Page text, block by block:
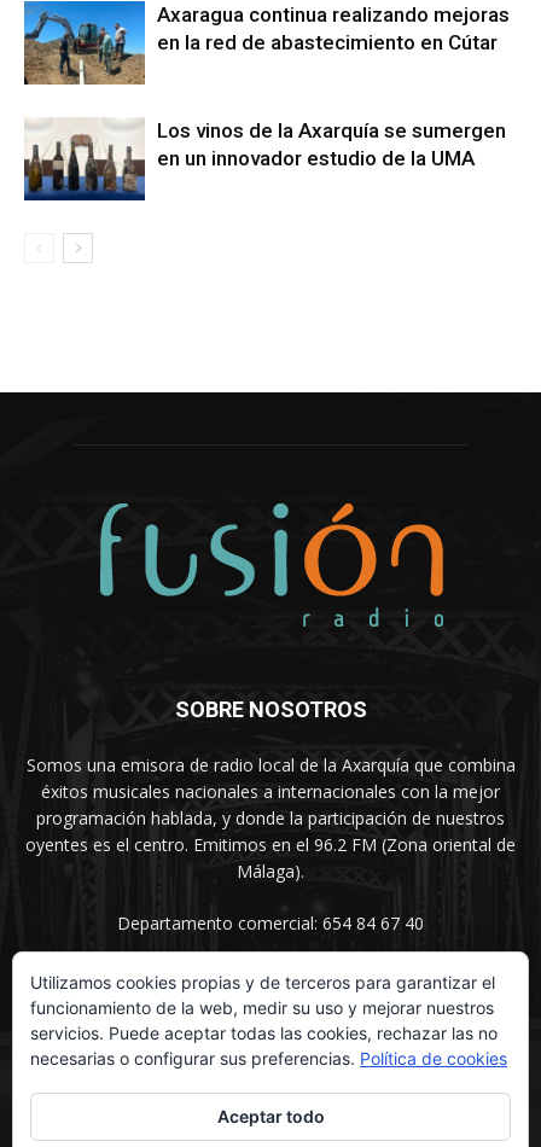
Axaragua continua realizando mejoras
en la red de abastecimiento en Cútar
Los vinos de la Axarquía se sumergen
en un innovador estudio de la UMA
SOBRE NOSOTROS
Somos una emisora de radio local de la Axarquía que combina
éxitos musicales nacionales a internacionales con la mejor
programación hablada, y donde la participación de nuestros
oyentes es el centro. Emitimos en el 96.2 FM (Zona oriental de
Málaga).
Departamento comercial: 654 84 67 40
SÍGUENOS
Utilizamos cookies propias y de terceros para garantizar el
funcionamiento de la web, medir su uso y mejorar nuestros
servicios. Puede aceptar todas las cookies, rechazar las no
necesarias o configurar sus preferencias. Política de cookies
Aceptar todo